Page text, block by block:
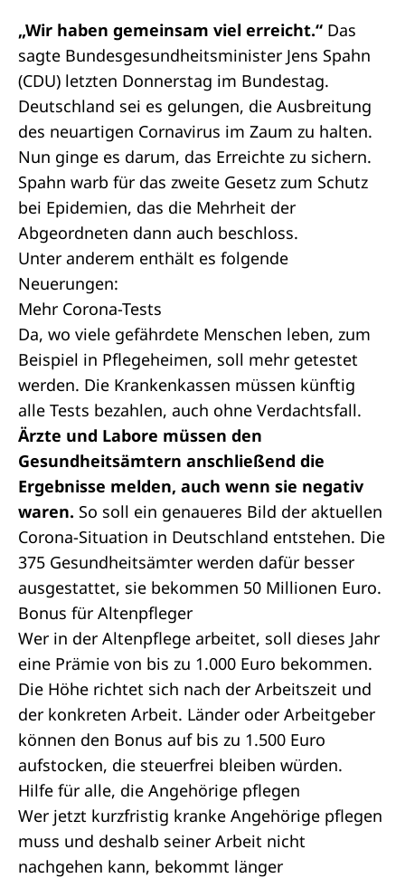
„Wir haben gemeinsam viel erreicht.“ Das
sagte Bundesgesundheitsminister Jens Spahn
(CDU) letzten Donnerstag im Bundestag.
Deutschland sei es gelungen, die Ausbreitung
des neuartigen Cornavirus im Zaum zu halten.
Nun ginge es darum, das Erreichte zu sichern.
Spahn warb für das zweite Gesetz zum Schutz
bei Epidemien, das die Mehrheit der
Abgeordneten dann auch beschloss.
Unter anderem enthält es folgende
Neuerungen:
Mehr Corona-Tests
Da, wo viele gefährdete Menschen leben, zum
Beispiel in Pflegeheimen, soll mehr getestet
werden. Die Krankenkassen müssen künftig
alle Tests bezahlen, auch ohne Verdachtsfall.
Ärzte und Labore müssen den
Gesundheitsämtern anschließend die
Ergebnisse melden, auch wenn sie negativ
waren. So soll ein genaueres Bild der aktuellen
Corona-Situation in Deutschland entstehen. Die
375 Gesundheitsämter werden dafür besser
ausgestattet, sie bekommen 50 Millionen Euro.
Bonus für Altenpfleger
Wer in der Altenpflege arbeitet, soll dieses Jahr
eine Prämie von bis zu 1.000 Euro bekommen.
Die Höhe richtet sich nach der Arbeitszeit und
der konkreten Arbeit. Länder oder Arbeitgeber
können den Bonus auf bis zu 1.500 Euro
aufstocken, die steuerfrei bleiben würden.
Hilfe für alle, die Angehörige pflegen
Wer jetzt kurzfristig kranke Angehörige pflegen
muss und deshalb seiner Arbeit nicht
nachgehen kann, bekommt länger